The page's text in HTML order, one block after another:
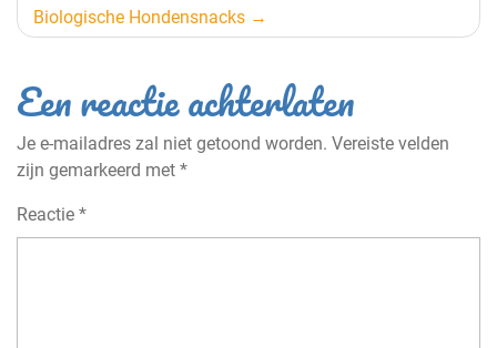
Biologische Hondensnacks
Een reactie achterlaten
Je e-mailadres zal niet getoond worden. Vereiste velden
zijn gemarkeerd met *
Reactie *